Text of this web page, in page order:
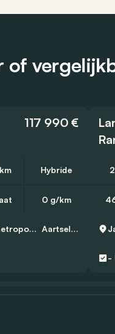
of
117 990 €
Hybride
0 g/km
Jaguar Land Rover Metropool Zuid Aartselaar
-